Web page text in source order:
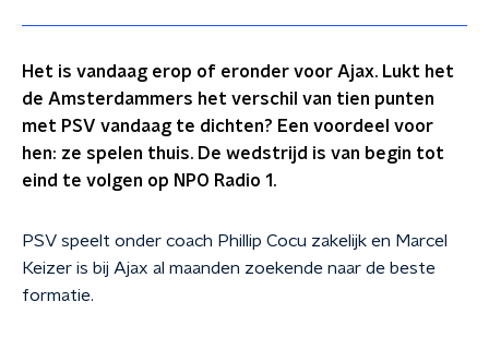
Het is vandaag erop of eronder voor Ajax. Lukt het
de Amsterdammers het verschil van tien punten
met PSV vandaag te dichten? Een voordeel voor
hen: ze spelen thuis. De wedstrijd is van begin tot
eind te volgen op NPO Radio 1.
PSV speelt onder coach Phillip Cocu zakelijk en Marcel
Keizer is bij Ajax al maanden zoekende naar de beste
formatie.